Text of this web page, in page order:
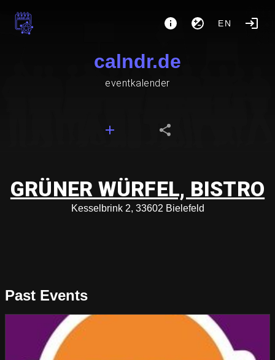
EN
calndr.de
eventkalender
GRÜNER WÜRFEL, BISTRO
Kesselbrink 2, 33602 Bielefeld
Past Events